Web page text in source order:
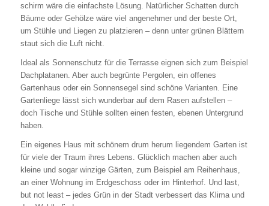
schirm wäre die einfachste Lösung. Natürlicher Schatten durch
Bäume oder Gehölze wäre viel angenehmer und der beste Ort,
um Stühle und Liegen zu platzieren – denn unter grünen Blättern
staut sich die Luft nicht.
Ideal als Sonnenschutz für die Terrasse eignen sich zum Beispiel
Dachplatanen. Aber auch begrünte Pergolen, ein offenes
Gartenhaus oder ein Sonnensegel sind schöne Varianten. Eine
Gartenliege lässt sich wunderbar auf dem Rasen aufstellen –
doch Tische und Stühle sollten einen festen, ebenen Untergrund
haben.
Ein eigenes Haus mit schönem drum herum liegendem Garten ist
für viele der Traum ihres Lebens. Glücklich machen aber auch
kleine und sogar winzige Gärten, zum Beispiel am Reihenhaus,
an einer Wohnung im Erdgeschoss oder im Hinterhof. Und last,
but not least – jedes Grün in der Stadt verbessert das Klima und